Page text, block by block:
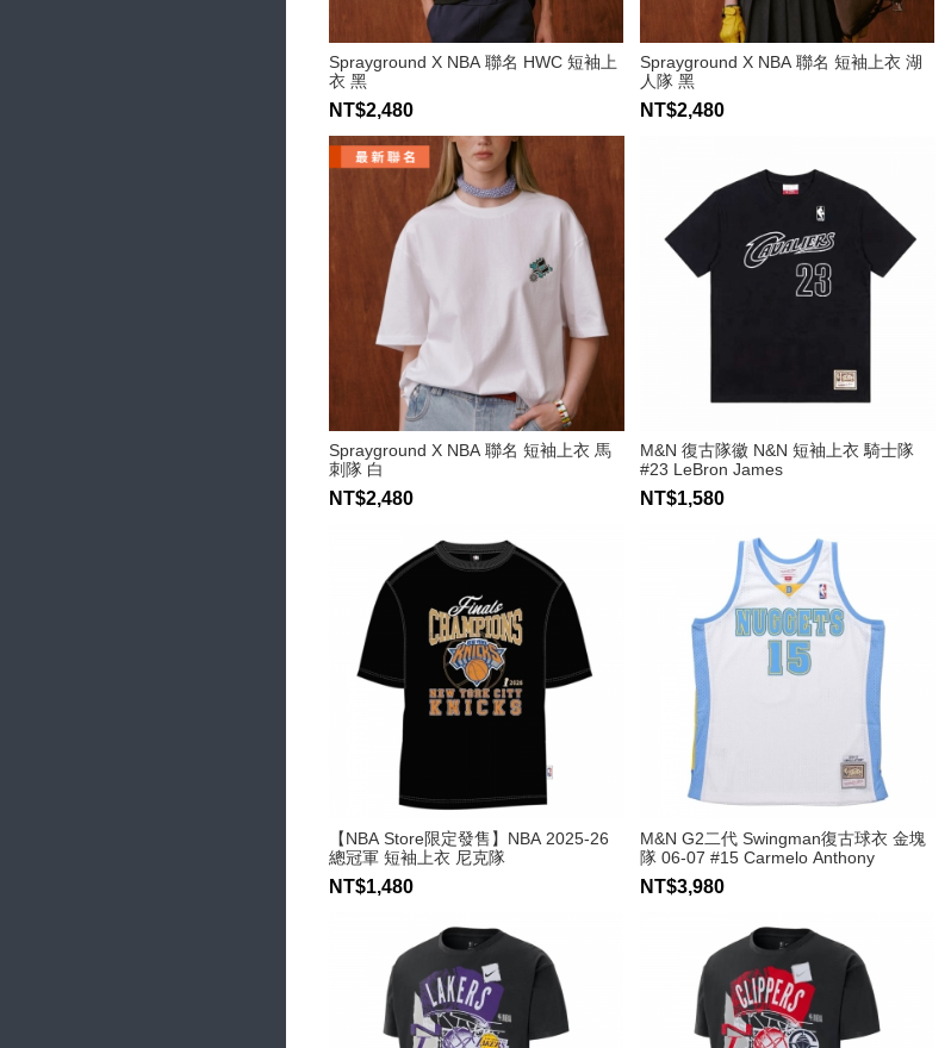
Sprayground X NBA 聯名 HWC 短袖上
衣 黑
NT$2,480
Sprayground X NBA 聯名 短袖上衣 湖
人隊 黑
NT$2,480
Sprayground X NBA 聯名 短袖上衣 馬
刺隊 白
NT$2,480
M&N 復古隊徽 N&N 短袖上衣 騎士隊
#23 LeBron James
NT$1,580
【NBA Store限定發售】NBA 2025-26
總冠軍 短袖上衣 尼克隊
NT$1,480
M&N G2二代 Swingman復古球衣 金塊
隊 06-07 #15 Carmelo Anthony
NT$3,980